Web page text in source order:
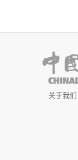
关于我们